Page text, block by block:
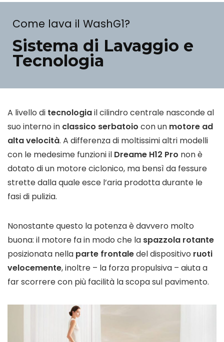
Come lava il WashG1?
Sistema di Lavaggio e
Tecnologia
A livello di tecnologiail cilindro centrale nasconde al
suo interno in classico serbatoio con un motore ad
alta velocità. A differenza di moltissimi altri modelli
con le medesime funzioni il Dreame H12 Pro non è
dotato di un motore ciclonico, ma bensì da fessure
strette dalla quale esce l’aria prodotta durante le
fasi di pulizia.
Nonostante questo la potenza è davvero molto
buona: il motore fa in modo che la spazzola rotante
posizionata nella parte frontaledel dispositivo ruoti
velocemente, inoltre – la forza propulsiva – aiuta a
far scorrere con più facilità la scopa sul pavimento.